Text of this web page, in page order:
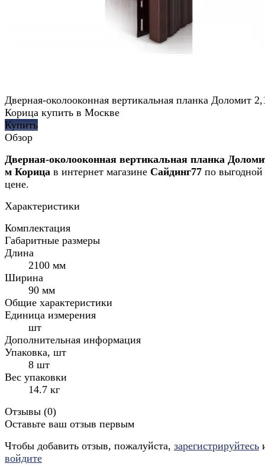
Дверная-околооконная вертикальная планка Доломит
Корица купить в Москве
Купить
Обзор
Дверная-околооконная вертикальная планка
м Корица в интернет магазине Сайдинг77 по выгодной
цене.
Характеристики
Комплектация
Габаритные размеры
Длина
2100 мм
Ширина
90 мм
Общие характеристики
Единица измерения
шт
Дополнительная информация
Упаковка, шт
8 шт
Вес упаковки
14.7 кг
Отзывы (0)
Оставьте ваш отзыв первым
Чтобы добавить отзыв, пожалуйста, зарегистрируйтесь
войдите